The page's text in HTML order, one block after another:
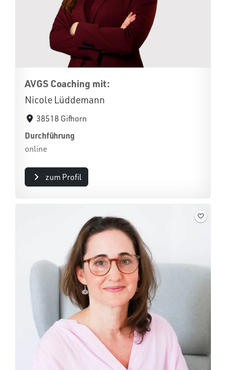
AVGS Coaching mit:
Nicole Lüddemann
38518 Gifhorn
Durchführung
online
zum Profil